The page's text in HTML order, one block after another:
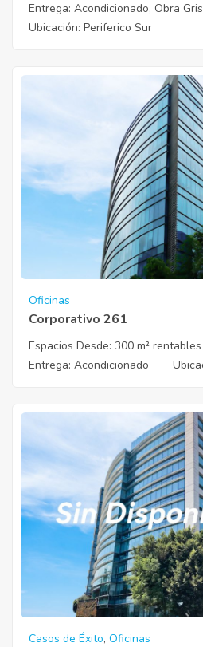
Entrega: Acondicionado, Obra Gris
Ubicación: Periferico Sur
Oficinas
Corporativo 261
Espacios Desde: 300 m² rentables
Entrega: Acondicionado
Casos de Éxito, Oficinas